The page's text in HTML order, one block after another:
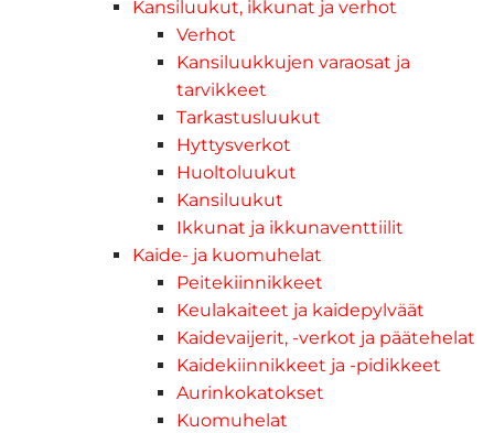
Kansiluukut, ikkunat ja verhot
Verhot
Kansiluukkujen varaosat ja
tarvikkeet
Tarkastusluukut
Hyttysverkot
Huoltoluukut
Kansiluukut
Ikkunat ja ikkunaventtiilit
Kaide- ja kuomuhelat
Peitekiinnikkeet
Keulakaiteet ja kaidepylväät
Kaidevaijerit, -verkot ja päätehelat
Kaidekiinnikkeet ja -pidikkeet
Aurinkokatokset
Kuomuhelat